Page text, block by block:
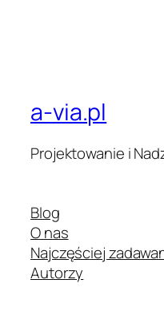
a-via.pl
Projektowanie i
Blog
O nas
Najczęściej
Autorzy